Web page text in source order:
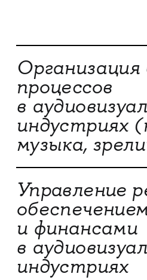
Организация
процессов
в
индустриях
музыка,
Управление
и финансами
в
индустриях